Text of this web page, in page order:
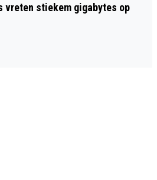
vreten stiekem gigabytes op